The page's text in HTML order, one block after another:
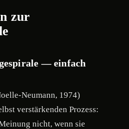
zur
— einfach
Neumann, 1974)
verstärkenden Prozess:
nicht, wenn sie